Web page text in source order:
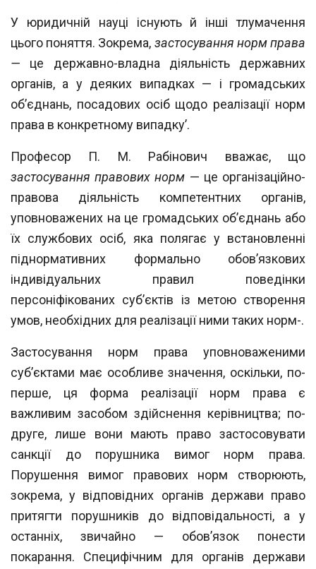
У юридичній науці існують й інші тлумачення
цього поняття. Зокрема, застосування норм права
— це державно-владна діяльність державних
органів, а у деяких випадках — і громадських
об’єднань, посадових осіб щодо реалізації норм
права в конкретному випадку’.
Професор П. М. Рабінович вважає, що
застосування правових норм — це організаційно-
правова діяльність компетентних органів,
уповноважених на це громадських об’єднань або
їх службових осіб, яка полягає у встановленні
піднормативних формально обов’язкових
індивідуальних правил поведінки
персоніфікованих суб’єктів із метою створення
умов, необхідних для реалізації ними таких норм-.
Застосування норм права уповноваженими
суб’єктами має особливе значення, оскільки, по-
перше, ця форма реалізації норм права є
важливим засобом здійснення керівництва; по-
друге, лише вони мають право застосовувати
санкції до порушника вимог норм права.
Порушення вимог правових норм створюють,
зокрема, у відповідних органів держави право
притягти порушників до відповідальності, а у
останніх, звичайно — обов’язок понести
покарання. Специфічним для органів держави